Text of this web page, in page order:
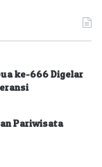
ke-666 Digelar
Pariwisata